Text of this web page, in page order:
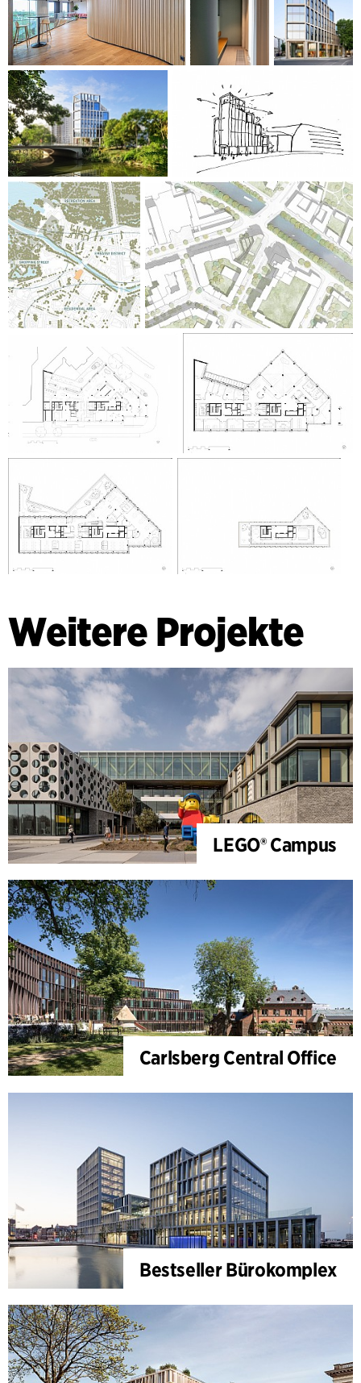
Weitere Projekte
LEGO® Campus
Carlsberg Central Office
Bestseller Bürokomplex